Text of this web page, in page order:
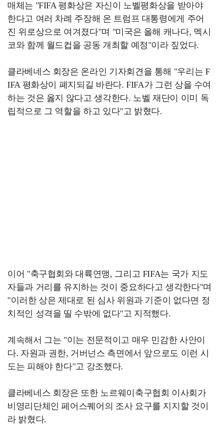
매체는 "FIFA 평화상은 자신이 노벨평화상을 받아야
한다고 여러 차례 주장해 온 트럼프 대통령에게 주어
진 위로상으로 여겨졌다"며 "미국은 올해 캐나다, 멕시
코와 함께 월드컵을 공동 개최할 예정"이라 짚었다.
클라베네스 회장은 온라인 기자회견을 통해 "우리는 F
IFA 평화상이 폐지되길 바란다. FIFA가 그런 상을 수여
하는 것은 옳지 않다고 생각한다. 노벨 재단이 이미 독
립적으로 그 역할을 하고 있다"고 밝혔다.
이어 "축구협회와 대륙연맹, 그리고 FIFA는 국가 지도
자들과 거리를 유지하는 것이 중요하다고 생각한다"며
"이러한 상은 제대로 된 심사 위원과 기준이 없다면 정
치적인 성격을 띨 수밖에 없다"고 지적했다.
계속해서 그는 "이는 전문적이고 매우 민감한 사안이
다. 자원과 권한, 거버넌스 측면에서 앞으로도 이런 시
도는 피해야 한다"고 강조했다.
클라베네스 회장은 또한 노르웨이축구협회 이사회가
비영리단체인 페어스퀘어의 조사 요구를 지지할 것이
라 밝혔다.